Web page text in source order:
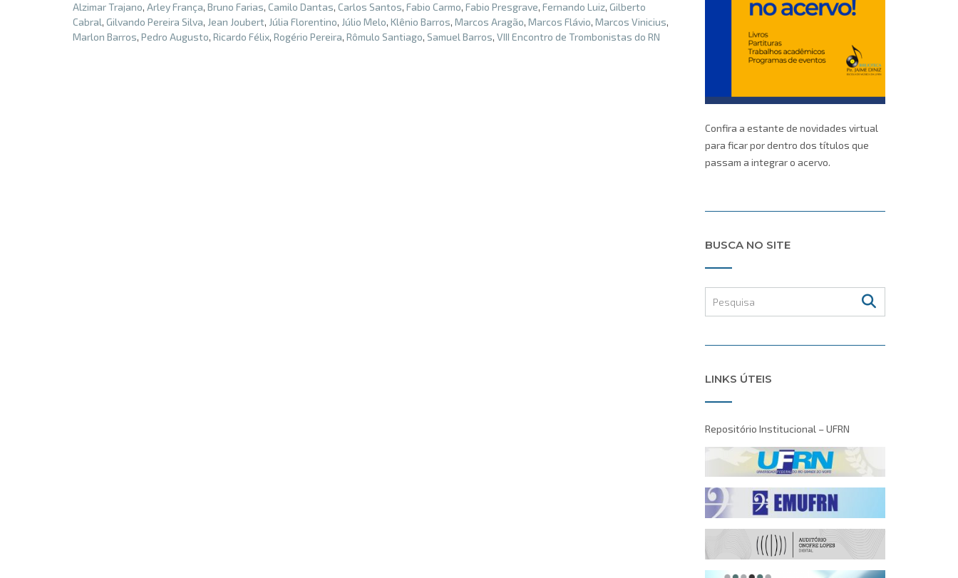
Alzimar Trajano, Arley França, Bruno Farias, Camilo Dantas, Carlos Santos, Fabio Carmo, Fabio Presgrave, Fernando Luiz, Gilberto
Cabral, Gilvando Pereira Silva, Jean Joubert, Júlia Florentino, Júlio Melo, Klênio Barros, Marcos Aragão, Marcos Flávio, Marcos Vinicius,
Marlon Barros, Pedro Augusto, Ricardo Félix, Rogério Pereira, Rômulo Santiago, Samuel Barros, VIII Encontro de Trombonistas do RN
Confira a estante de novidades virtual
para ficar por dentro dos títulos que
passam a integrar o acervo.
BUSCA NO SITE
LINKS ÚTEIS
Repositório Institucional – UFRN